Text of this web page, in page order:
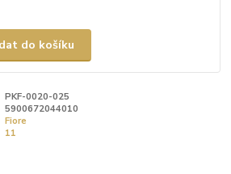
do košíku
PKF-0020-025
5900672044010
Fiore
11